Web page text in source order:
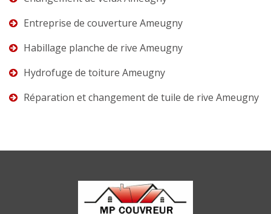
Entreprise de couverture Ameugny
Habillage planche de rive Ameugny
Hydrofuge de toiture Ameugny
Réparation et changement de tuile de rive Ameugny